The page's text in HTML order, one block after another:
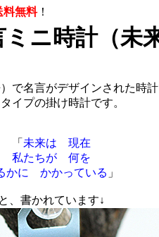
料無料！
ニ時計（未
で名言がデザインされた時
イプの掛け時計です。
「 未来は 現在
私たちが 何を
かに かかっている 」
と、書かれています↓